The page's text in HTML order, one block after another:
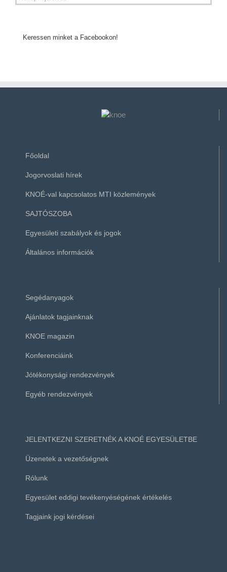
Keressen minket a Facebookon!
Főoldal
Jogorvoslati hírek
KNOÉ-val kapcsolatos MTI közlemények
SAJTÓSZOBA
Egyesületi szabályok és jogok
Általános információk
Segédanyagok
Ajánlatok tagjainknak
KNOE magazin
Konferenciáink
Jótékonysági rendezvények
Egyéb rendezvények
JELENTKEZNI SZERETNÉK A KNOÉ EGYESÜLETBE
Üzenetek a vezetőségnek
Rólunk
Egyesület eddigi tevékenyéségének értékelés
Tagjaink jogi kérdései